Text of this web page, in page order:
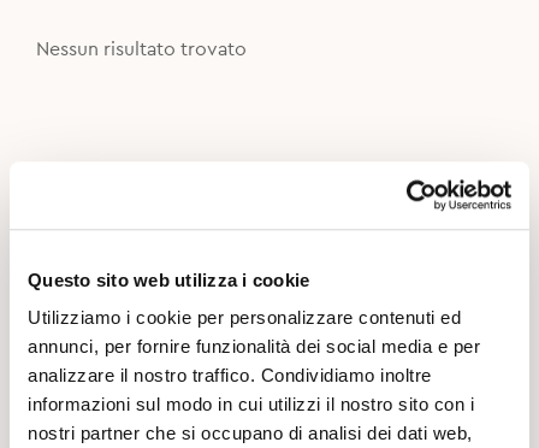
Questo sito web utilizza i cookie
Utilizziamo i cookie per personalizzare contenuti ed
annunci, per fornire funzionalità dei social media e per
analizzare il nostro traffico. Condividiamo inoltre
informazioni sul modo in cui utilizzi il nostro sito con i
nostri partner che si occupano di analisi dei dati web,
Nessun risultato trovato